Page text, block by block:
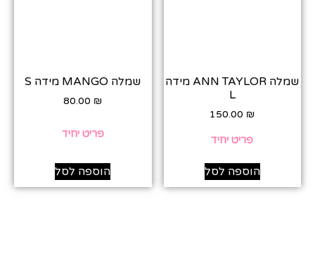
שמלה ANN TAYLOR מידה
L
150.00 ₪
פריט יחיד
הוספה לסל
שמלה MANGO מידה S
80.00 ₪
פריט יחיד
הוספה לסל